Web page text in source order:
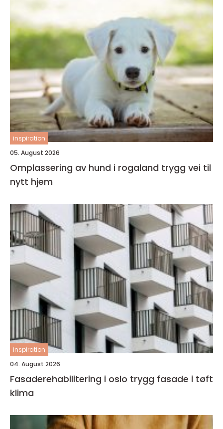
inspiration
05. August 2026
Omplassering av hund i rogaland trygg vei til
nytt hjem
inspiration
04. August 2026
Fasaderehabilitering i oslo trygg fasade i tøft
klima